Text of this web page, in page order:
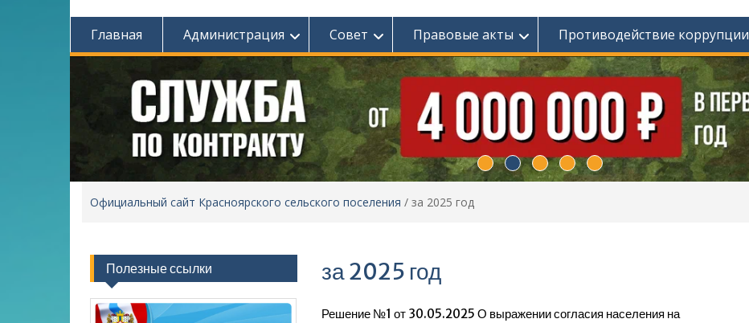
Главная Администрация Совет Правовые акты Противодействие коррупции
Официальный сайт Красноярского сельского поселения / за 2025 год
за 2025 год
Решение №1 от 30.05.2025 О выражении согласия населения на
Полезные ссылки